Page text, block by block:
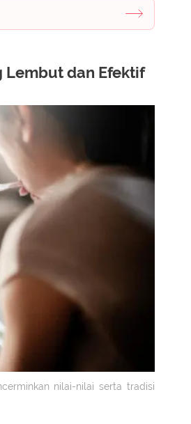
Lembut dan Efektif
nilai-nilai serta tradisi